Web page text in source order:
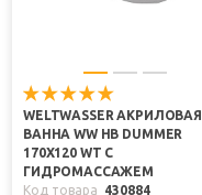
WELTWASSER АКРИЛОВАЯ
ВАННА WW HB DUMMER
170X120 WT С
ГИДРОМАССАЖЕМ
Код товара
430884